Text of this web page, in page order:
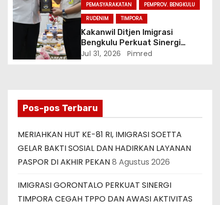
PEMASYARAKATAN
PEMPROV. BENGKULU
RUDENIM
TIMPORA
Kakanwil Ditjen Imigrasi
Bengkulu Perkuat Sinergi
Penegakan Hukum Melalui
Jul 31, 2026 Pimred
Pos-pos Terbaru
MERIAHKAN HUT KE-81 RI, IMIGRASI SOETTA
GELAR BAKTI SOSIAL DAN HADIRKAN LAYANAN
PASPOR DI AKHIR PEKAN8 Agustus 2026
IMIGRASI GORONTALO PERKUAT SINERGI
TIMPORA CEGAH TPPO DAN AWASI AKTIVITAS